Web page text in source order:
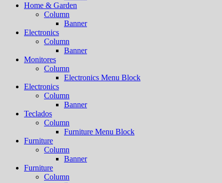
Home & Garden
Column
Banner
Electronics
Column
Banner
Monitores
Column
Electronics Menu Block
Electronics
Column
Banner
Teclados
Column
Furniture Menu Block
Furniture
Column
Banner
Furniture
Column